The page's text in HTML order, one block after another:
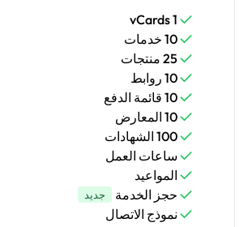
1 vCards
10 خدمات
25 منتجات
10 روابط
10 قائمة الدفع
10 المعارض
100 الشهادات
ساعات العمل
المواعيد
حجز الخدمة
جديد
نموذج الاتصال